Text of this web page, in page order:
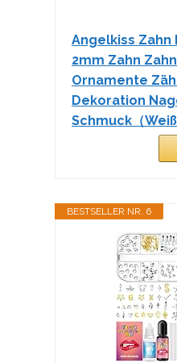
Angelkiss Zahn
2mm Zahn
Ornamente
Dekoration
Schmuck（Weiß
BESTSELLER NR. 6